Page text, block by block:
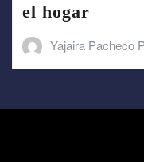
el hogar
Yajaira Pacheco